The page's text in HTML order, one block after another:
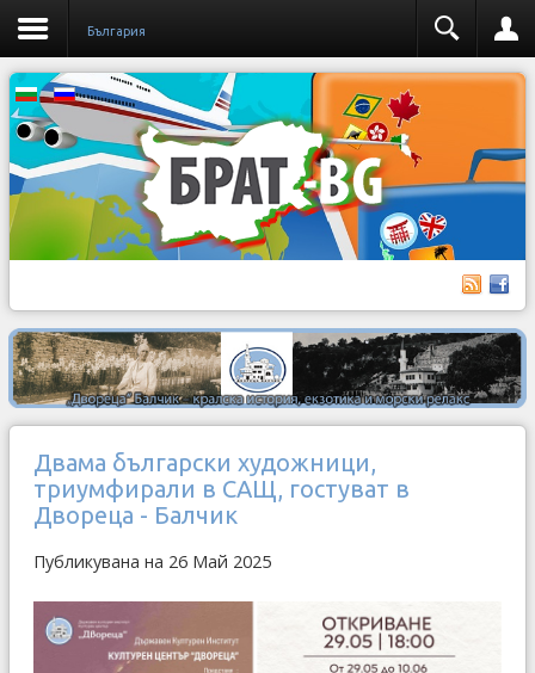
България
Двама български художници,
триумфирали в САЩ, гостуват в
Двореца - Балчик
Публикувана на 26 Май 2025